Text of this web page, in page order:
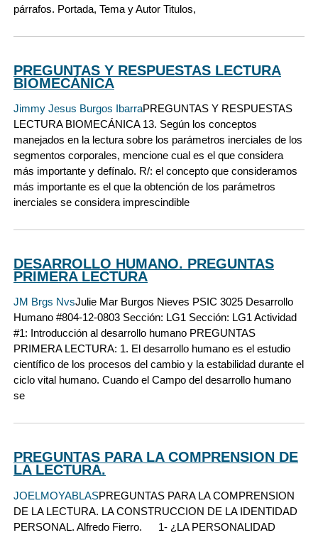
párrafos. Portada, Tema y Autor Titulos,
PREGUNTAS Y RESPUESTAS LECTURA
BIOMECÁNICA
Jimmy Jesus Burgos IbarraPREGUNTAS Y RESPUESTAS
LECTURA BIOMECÁNICA 13. Según los conceptos
manejados en la lectura sobre los parámetros inerciales de los
segmentos corporales, mencione cual es el que considera
más importante y defínalo. R/: el concepto que consideramos
más importante es el que la obtención de los parámetros
inerciales se considera imprescindible
DESARROLLO HUMANO. PREGUNTAS
PRIMERA LECTURA
JM Brgs NvsJulie Mar Burgos Nieves PSIC 3025 Desarrollo
Humano #804-12-0803 Sección: LG1 Sección: LG1 Actividad
#1: Introducción al desarrollo humano PREGUNTAS
PRIMERA LECTURA: 1. El desarrollo humano es el estudio
científico de los procesos del cambio y la estabilidad durante el
ciclo vital humano. Cuando el Campo del desarrollo humano
se
PREGUNTAS PARA LA COMPRENSION DE
LA LECTURA.
JOELMOYABLASPREGUNTAS PARA LA COMPRENSION
DE LA LECTURA. LA CONSTRUCCION DE LA IDENTIDAD
PERSONAL. Alfredo Fierro. 1- ¿LA PERSONALIDAD